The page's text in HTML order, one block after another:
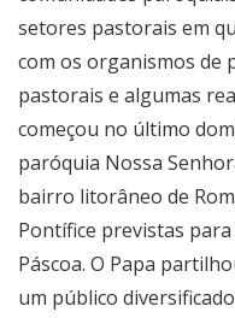
setores pastorais em
com os organismos de
pastorais e algumas
começou no último
paróquia Nossa
bairro litorâneo de
Pontífice previstas
Páscoa. O Papa
um público